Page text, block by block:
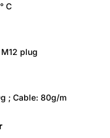
C
plug
; Cable: 80g/m